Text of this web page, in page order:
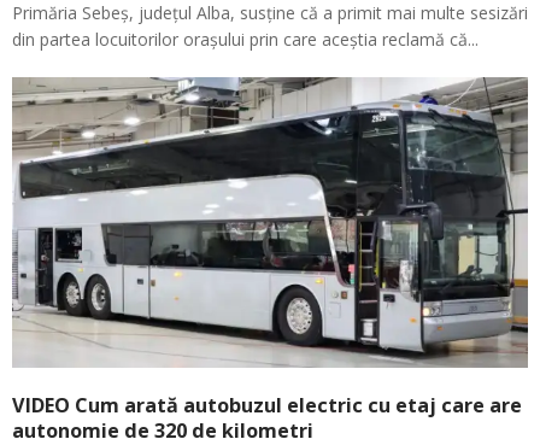
Primăria Sebeș, județul Alba, susține că a primit mai multe sesizări
din partea locuitorilor orașului prin care aceștia reclamă că...
VIDEO Cum arată autobuzul electric cu etaj care are
autonomie de 320 de kilometri